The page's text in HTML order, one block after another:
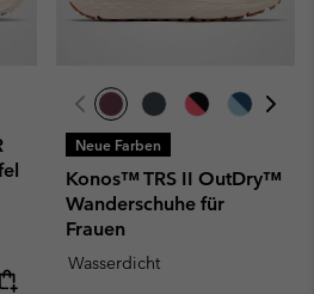
Neue Farben
Konos™ TRS II OutDry™
Wanderschuhe für
Frauen
Wasserdicht